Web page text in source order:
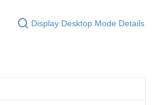
Display Desktop Mode Details